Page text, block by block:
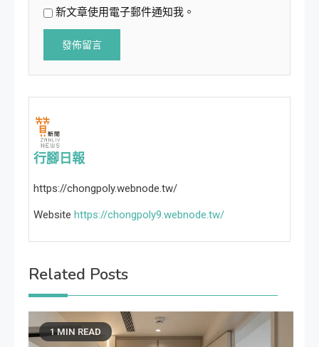
新文章使用電子郵件通知我。
行腳日報
https://chongpoly.webnode.tw/
Website https://chongpoly9.webnode.tw/
Related Posts
1 MIN READ